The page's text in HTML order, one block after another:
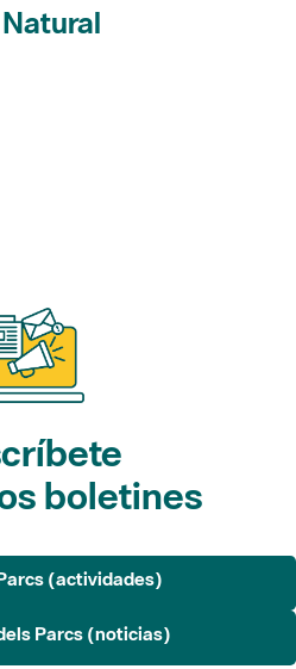
media es de 0 estrellas de
boletines
(actividades)
Parcs (noticias)